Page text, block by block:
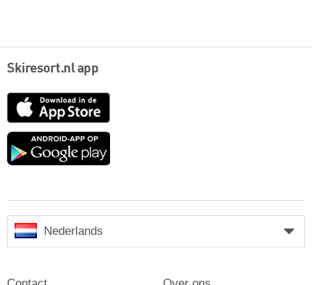
Skiresort.nl app
App
Google
Nederlands